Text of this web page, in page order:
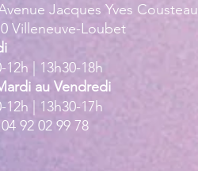
Jacques Yves Cousteau
Villeneuve-Loubet
12h | 13h30-18h
au Vendredi
12h | 13h30-17h
92 02 99 78